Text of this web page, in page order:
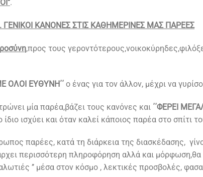
.
ΓΕΝΙΚΟΙ ΚΑΝΟΝΕΣ ΣΤΙΣ ΚΑΘΗΜΕΡΙΝΕΣ ΜΑΣ ΠΑΡΕΕΣ
,προς τους
ΟΛΟΙ ΕΥΘΥΝΗ΄΄ ο ένας για τον άλλον, μέχρι να
μία παρέα,βάζει τους κανόνες και ΄΄ΦΕΡΕΙ
ισχύει και όταν καλεί κάποιος παρέα στο σπίτι
παρέες, κατά τη διάρκεια της διασκέδασης,
περισσότερη πληροφόρηση αλλά και
’’ μέσα στον κόσμο , λεκτικές προσβολές,